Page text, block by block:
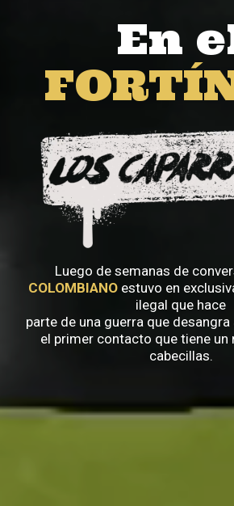
En
Luego de semanas de
COLOMBIANO estuvo en
ilegal que hace
parte de una guerra que desangra
el primer contacto que tiene un
cabecillas.